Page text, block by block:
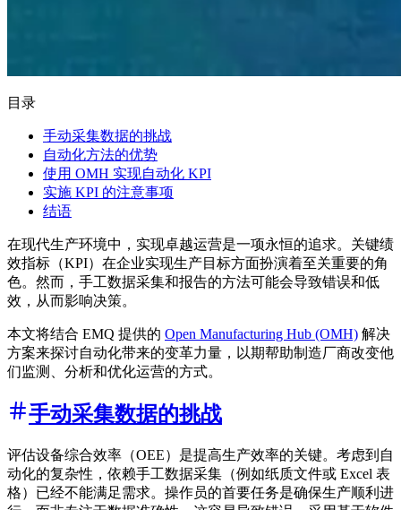
目录
手动采集数据的挑战
自动化方法的优势
使用 OMH 实现自动化 KPI
实施 KPI 的注意事项
结语
在现代生产环境中，实现卓越运营是一项永恒的追求。关键绩
效指标（KPI）在企业实现生产目标方面扮演着至关重要的角
色。然而，手工数据采集和报告的方法可能会导致错误和低
效，从而影响决策。
本文将结合 EMQ 提供的 Open Manufacturing Hub (OMH) 解决
方案来探讨自动化带来的变革力量，以期帮助制造厂商改变他
们监测、分析和优化运营的方式。
手动采集数据的挑战
评估设备综合效率（OEE）是提高生产效率的关键。考虑到自
动化的复杂性，依赖手工数据采集（例如纸质文件或 Excel 表
格）已经不能满足需求。操作员的首要任务是确保生产顺利进